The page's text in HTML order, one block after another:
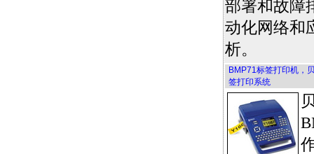
部署和故障
动化网络和
析。
BMP71标签打印机，
签打印系统